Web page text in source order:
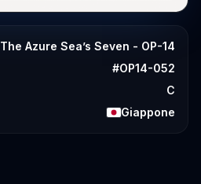
The Azure Sea’s Seven - OP-14
#OP14-052
C
Giappone